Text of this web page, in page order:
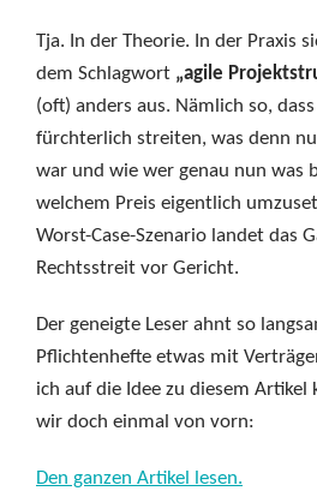
Tja. In der Theorie. In der Praxis
dem Schlagwort „agile
(oft) anders aus. Nämlich so,
fürchterlich streiten, was denn
war und wie wer genau nun was
welchem Preis eigentlich
Worst-Case-Szenario landet das
Rechtsstreit vor Gericht.
Der geneigte Leser ahnt so
Pflichtenhefte etwas mit
ich auf die Idee zu diesem Artikel
wir doch einmal von vorn:
Den ganzen Artikel lesen.